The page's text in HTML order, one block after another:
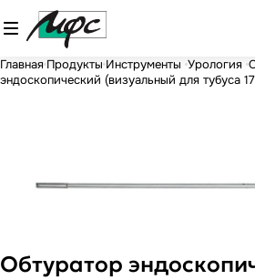
Главная Продукты Инструменты Урология
эндоскопический (визуальный для тубуса
Обтуратор